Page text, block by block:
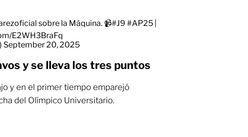
sobre la Máquina. 📹#J9 #AP25
E2WH3BraFq
September 20, 2025
y se lleva los tres puntos
y en el primer tiempo emparejó
del Olímpico Universitario.